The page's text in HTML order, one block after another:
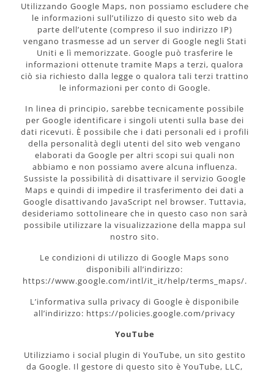
Utilizzando Google Maps, non possiamo escludere che
le informazioni sull’utilizzo di questo sito web da
parte dell’utente (compreso il suo indirizzo IP)
vengano trasmesse ad un server di Google negli Stati
Uniti e lì memorizzate. Google può trasferire le
informazioni ottenute tramite Maps a terzi, qualora
ciò sia richiesto dalla legge o qualora tali terzi trattino
le informazioni per conto di Google.
In linea di principio, sarebbe tecnicamente possibile
per Google identificare i singoli utenti sulla base dei
dati ricevuti. È possibile che i dati personali ed i profili
della personalità degli utenti del sito web vengano
elaborati da Google per altri scopi sui quali non
abbiamo e non possiamo avere alcuna influenza.
Sussiste la possibilità di disattivare il servizio Google
Maps e quindi di impedire il trasferimento dei dati a
Google disattivando JavaScript nel browser. Tuttavia,
desideriamo sottolineare che in questo caso non sarà
possibile utilizzare la visualizzazione della mappa sul
nostro sito.
Le condizioni di utilizzo di Google Maps sono
disponibili all’indirizzo:
https://www.google.com/intl/it_it/help/terms_maps/.
L’informativa sulla privacy di Google è disponibile
all’indirizzo: https://policies.google.com/privacy
YouTube
Utilizziamo i social plugin di YouTube, un sito gestito
da Google. Il gestore di questo sito è YouTube, LLC,